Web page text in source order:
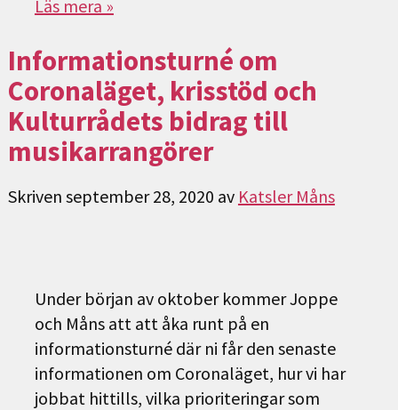
Läs mera »
Informationsturné om
Coronaläget, krisstöd och
Kulturrådets bidrag till
musikarrangörer
Skriven september 28, 2020 av Katsler Måns
Under början av oktober kommer Joppe
och Måns att att åka runt på en
informationsturné där ni får den senaste
informationen om Coronaläget, hur vi har
jobbat hittills, vilka prioriteringar som